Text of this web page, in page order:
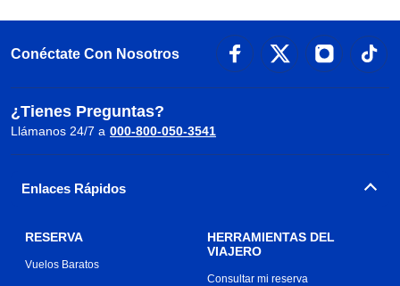
Conéctate Con Nosotros
¿Tienes Preguntas?
Llámanos 24/7 a 000-800-050-3541
Enlaces Rápidos
RESERVA
Vuelos Baratos
HERRAMIENTAS DEL
VIAJERO
Consultar mi reserva